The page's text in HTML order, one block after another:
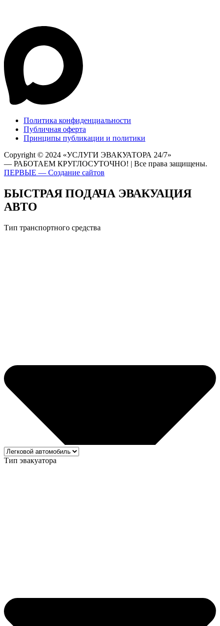
Политика конфиденциальности
Публичная оферта
Принципы публикации и политики
Copyright © 2024 «УСЛУГИ ЭВАКУАТОРА 24/7»
— РАБОТАЕМ КРУГЛОСУТОЧНО! | Все права защищены.
ПЕРВЫЕ — Создание сайтов
БЫСТРАЯ ПОДАЧА ЭВАКУАЦИЯ
АВТО
Тип транспортного средства
Тип эвакуатора